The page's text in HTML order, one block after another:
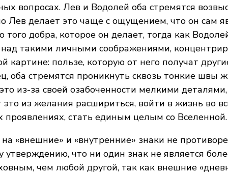
вопросах. Лев и Водолей оба стремятся
Лев делает это чаще с ощущением, что он сам
того добра, которое он делает, тогда как
такими личными соображениями,
картине: пользе, которую от него получат
оба стремятся проникнуть сквозь тонкие швы
из-за своей озабоченности мелкими
из желания расшириться, войти в жизнь во
проявлениях, стать единым целым со Вселенной.
«внешние» и «внутренние» знаки не
что ни один знак не является
чем любой другой, так как внешние